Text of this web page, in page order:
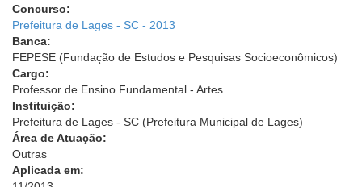
Concurso:
Prefeitura de Lages - SC - 2013
Banca:
FEPESE (Fundação de Estudos e Pesquisas Socioeconômicos)
Cargo:
Professor de Ensino Fundamental - Artes
Instituição:
Prefeitura de Lages - SC (Prefeitura Municipal de Lages)
Área de Atuação:
Outras
Aplicada em: